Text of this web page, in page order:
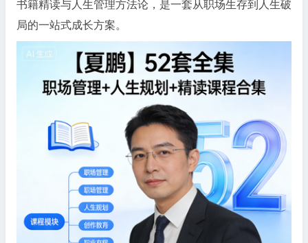
书】
全
集-
职
管
理
+人
规
划
+精
读
书籍精读与人生管理方法论，是一套从职场生存到人生破
局的一站式成长方案。